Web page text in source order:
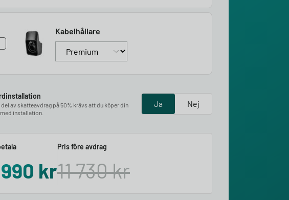
Kabelhållare
del av skatteavdrag på 50% krävs att du köper din
installation.
Ja Nej
kr
Pris före avdrag
11 730kr